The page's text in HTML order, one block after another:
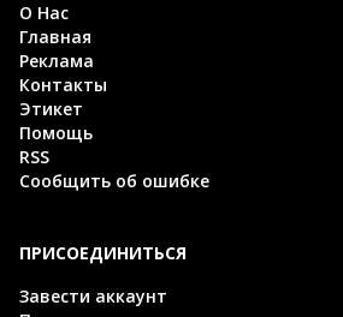
О Нас
Главная
Реклама
Контакты
Этикет
Помощь
RSS
Сообщить об ошибке
ПРИСОЕДИНИТЬСЯ
Завести аккаунт